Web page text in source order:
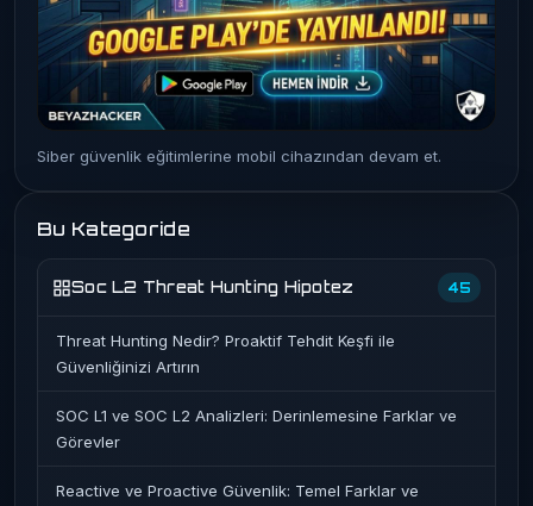
Siber güvenlik eğitimlerine mobil cihazından devam et.
Bu Kategoride
Soc L2 Threat Hunting Hipotez 45
Threat Hunting Nedir? Proaktif Tehdit Keşfi ile
Güvenliğinizi Artırın
SOC L1 ve SOC L2 Analizleri: Derinlemesine Farklar ve
Görevler
Reactive ve Proactive Güvenlik: Temel Farklar ve